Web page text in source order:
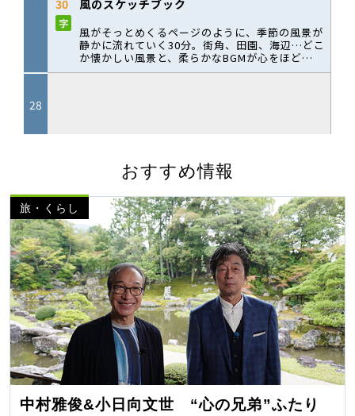
おすすめ情報
旅・くらし
中村雅俊&小日向文世 “心の兄弟”ふたり